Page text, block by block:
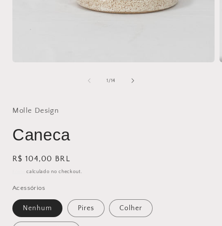
1 /de
14
Molle Design
Caneca
Preço
normal
R$ 104,00 BRL
calculado no checkout.
Acessórios
Nenhum Pires Colher